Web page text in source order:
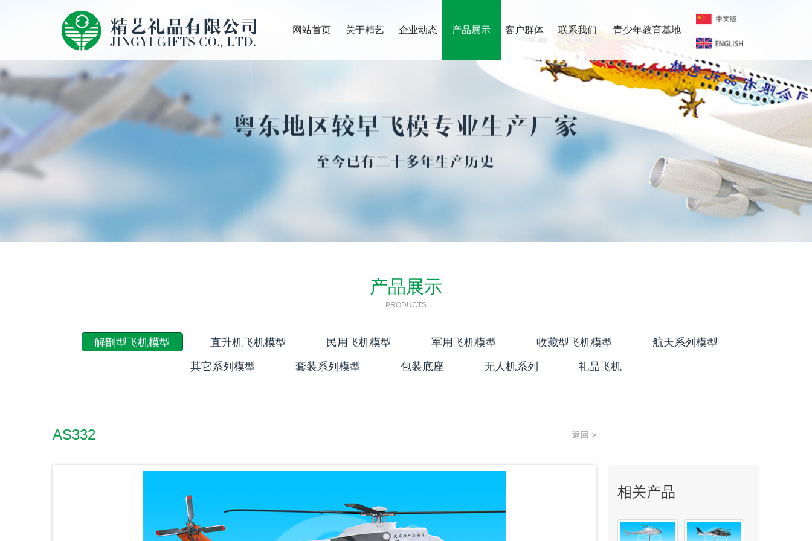
网站首页 关于精艺
销售范围
质量保证
企业动态 产品展示
解剖型飞机模型
民用飞机模型
军用飞机模型
收藏型飞机模型
客户群体 联系我们 青少年教育基地
产品展示
PRODUCTS
解剖型飞机模型 直升机飞机模型 民用飞机模型 军用飞机模型 收藏型飞机模型
航天系列模型
其它系列模型
套装系列模型 包装底座 无人机系列 礼品飞机
返回 >
AS332
相关产品